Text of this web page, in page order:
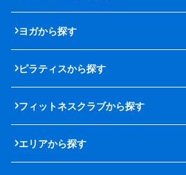
ヨガから探す
ピラティスから探す
フィットネスクラブから探す
エリアから探す